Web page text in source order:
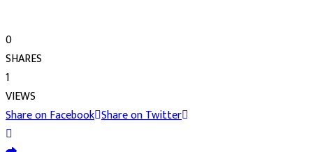
0
SHARES
1
VIEWS
Share on Facebook Share on Twitter